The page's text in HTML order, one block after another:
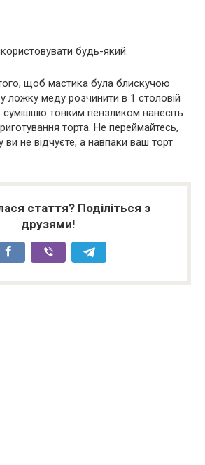
будь-який.
щоб мастика була блискучою
ложку меду розчинити в 1 столовій
сумішшю тонким пензликом нанесіть
торта. Не переймайтесь,
ви не відчуєте, а навпаки ваш торт
стаття? Поділіться з
друзями!